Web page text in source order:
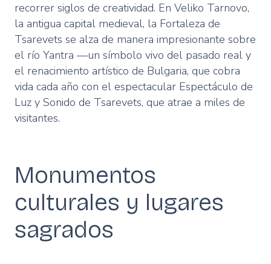
recorrer siglos de creatividad. En Veliko Tarnovo,
la antigua capital medieval, la Fortaleza de
Tsarevets se alza de manera impresionante sobre
el río Yantra —un símbolo vivo del pasado real y
el renacimiento artístico de Bulgaria, que cobra
vida cada año con el espectacular Espectáculo de
Luz y Sonido de Tsarevets, que atrae a miles de
visitantes.
Monumentos
culturales y lugares
sagrados